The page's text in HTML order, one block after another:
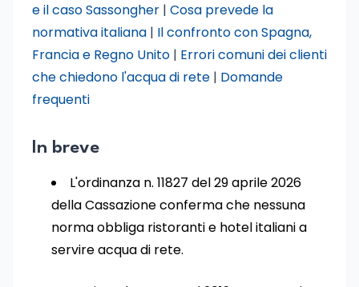
e il caso Sassongher | Cosa prevede la
normativa italiana | Il confronto con Spagna,
Francia e Regno Unito | Errori comuni dei clienti
che chiedono l'acqua di rete | Domande
frequenti
In breve
L'ordinanza n. 11827 del 29 aprile 2026
della Cassazione conferma che nessuna
norma obbliga ristoranti e hotel italiani a
servire acqua di rete.